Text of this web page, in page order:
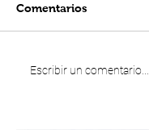
Comentarios
Escribir un comentario...